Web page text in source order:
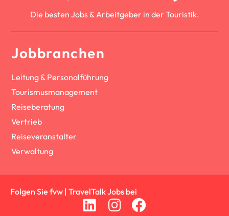
Die besten Jobs & Arbeitgeber in der Touristik.
Jobbranchen
Leitung & Personalführung
Tourismusmanagement
Reiseberatung
Vertrieb
Reiseveranstalter
Verwaltung
Folgen Sie fvw | TravelTalk Jobs bei